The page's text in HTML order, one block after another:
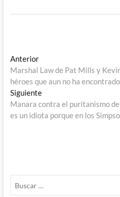
Navegación
de
entradas
AnteriorEntrada
anterior:
Marshal Law de Pat Mills y
héroes que aun no ha
SiguienteEntrada
siguiente:
Manara contra el puritanismo
es un idiota porque en los